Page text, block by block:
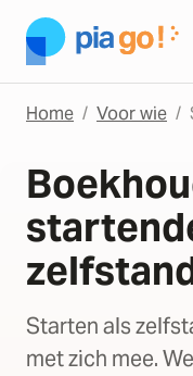
Home Voor wie
Starten als
met zich mee.